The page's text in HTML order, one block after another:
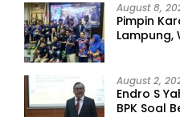
August 8,
Pimpin
Lampung,
August 2,
Endro S
BPK Soal